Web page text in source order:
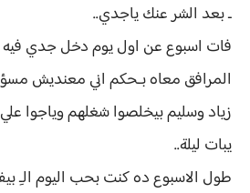
ـ بعد الشر عنك ياجدي..
فات اسبوع عن اول يوم دخل جدي فيه
المرافق معاه بـحكم اني معنديش
زياد وسليم بيخلصوا شغلهم وياجوا
يبات ليلة..
طول الاسبوع ده كنت بحب اليوم الـِ